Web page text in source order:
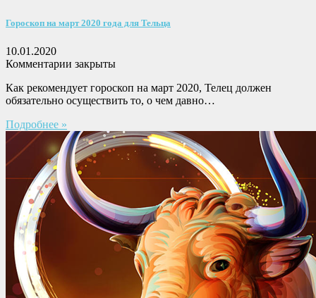
Гороскоп на март 2020 года для Тельца
10.01.2020
Комментарии закрыты
Как рекомендует гороскоп на март 2020, Телец должен
обязательно осуществить то, о чем давно…
Подробнее »